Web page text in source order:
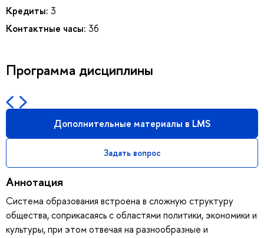
Кредиты: 3
Контактные часы: 36
Программа дисциплины
Дополнительные материалы в LMS
Задать вопрос
Аннотация
Система образования встроена в сложную структуру
общества, соприкасаясь с областями политики, экономики и
культуры, при этом отвечая на разнообразные и